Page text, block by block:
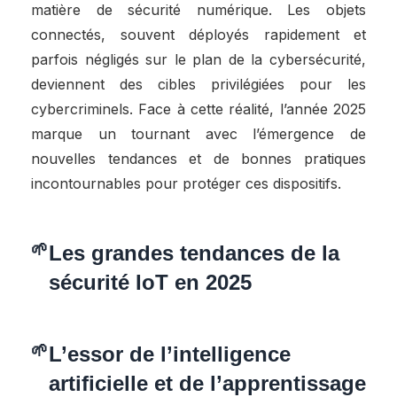
matière de sécurité numérique. Les objets
connectés, souvent déployés rapidement et
parfois négligés sur le plan de la cybersécurité,
deviennent des cibles privilégiées pour les
cybercriminels. Face à cette réalité, l’année 2025
marque un tournant avec l’émergence de
nouvelles tendances et de bonnes pratiques
incontournables pour protéger ces dispositifs.
Les grandes tendances de la
sécurité IoT en 2025
L’essor de l’intelligence
artificielle et de l’apprentissage